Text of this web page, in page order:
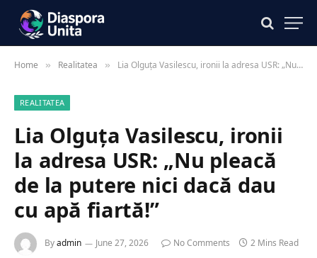
Home » Realitatea » Lia Olguța Vasilescu, ironii la adresa USR: „Nu pleacă de la putere nici dacă dau cu apă fiartă!”
REALITATEA
Lia Olguța Vasilescu, ironii
la adresa USR: „Nu pleacă
de la putere nici dacă dau
cu apă fiartă!”
Byadmin June 27, 2026 No Comments 2 Mins Read